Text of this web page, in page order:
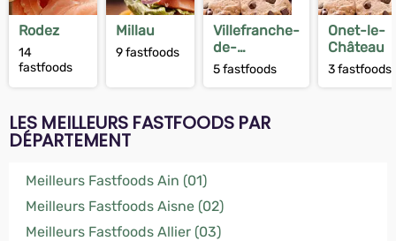
Rodez
14
fastfoods
Millau
9 fastfoods
Villefranche-
de-
Rouergue
5 fastfoods
Onet-le-
Château
3 fastfoods
LES MEILLEURS FASTFOODS PAR
DÉPARTEMENT
Meilleurs Fastfoods Ain (01)
Meilleurs Fastfoods Aisne (02)
Meilleurs Fastfoods Allier (03)